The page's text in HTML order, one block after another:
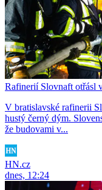
Rafinerií Slovnaft otřásl
V bratislavské rafinerii
hustý černý dým.
že budovami v...
HN.cz
dnes, 12:24